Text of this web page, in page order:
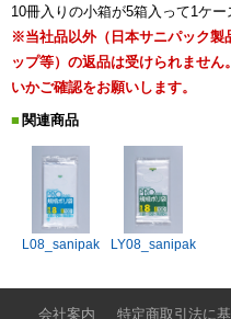
10冊入りの小箱が5箱入って1ケー
※当社品以外（日本サニパック製
ップ等）の返品は受けられませ
いかご確認をお願いします。
関連商品
L08_sanipak LY08_sanipak
会社案内 特定商取引法に